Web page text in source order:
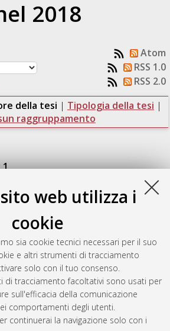
web utilizza i
cookie
sia cookie tecnici necessari per il suo
e altri strumenti di tracciamento
solo con il tuo consenso.
di tracciamento facoltativi sono usati per
sull'efficacia della comunicazione
comportamenti degli utenti.
continuerai la navigazione solo con i
2018
Atom
RSS 1.0
RSS 2.0
della tesi | Tipologia della tesi |
raggruppamento
1.
technologies for the ATLAS experiment
Università di Bologna, Corso di
generata ilSat Aug 8 12:43:11 2026
CEST